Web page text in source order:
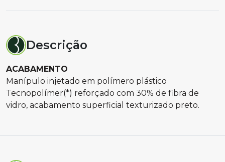
Descrição
ACABAMENTO
Manípulo injetado em polímero plástico
Tecnopolímer(*) reforçado com 30% de fibra de
vidro, acabamento superficial texturizado preto.